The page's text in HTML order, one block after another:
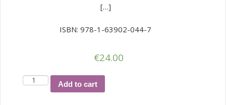
[…]
ISBN: 978-1-63902-044-7
€24.00
Traitement
électrolytique
Add to cart